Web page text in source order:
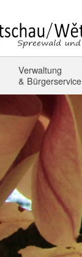
Verwaltung
& Bürgerservice